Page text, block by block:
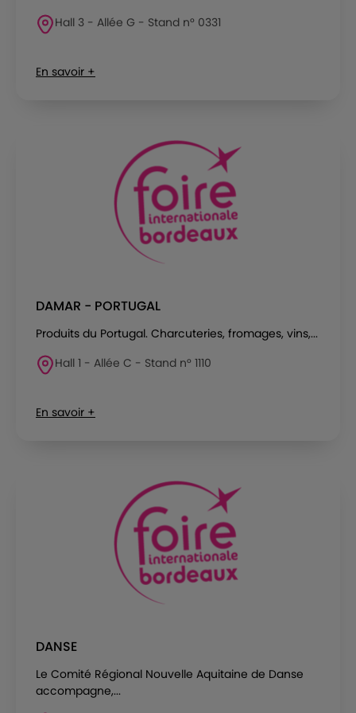
Hall 3 - Allée G - Stand n° 0331
En savoir +
DAMAR - PORTUGAL
Produits du Portugal. Charcuteries, fromages, vins,...
Hall 1 - Allée C - Stand n° 1110
En savoir +
DANSE
Le Comité Régional Nouvelle Aquitaine de Danse
accompagne,...